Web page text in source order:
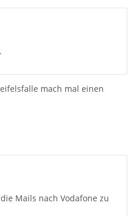
mach mal einen
Mails nach Vodafone zu